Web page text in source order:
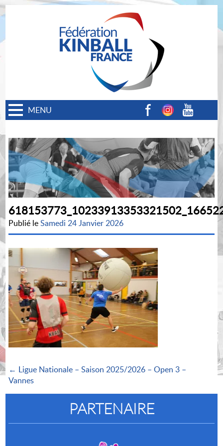
MENU
Publié leSamedi 24 Janvier 2026
← Ligue Nationale – Saison 2025/2026 – Open 3 –
Vannes
PARTENAIRE